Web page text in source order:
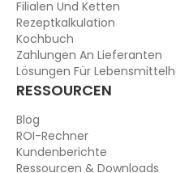
Filialen Und Ketten
Rezeptkalkulation
Kochbuch
Zahlungen An Lieferanten
Lösungen Für
RESSOURCEN
Blog
ROI-Rechner
Kundenberichte
Ressourcen & Downloads